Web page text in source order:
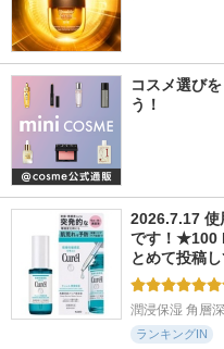
コスメ選び
う！
2026.7.17 使
です！★100
とめて投稿
潤浸保湿 角層
ランキングIN